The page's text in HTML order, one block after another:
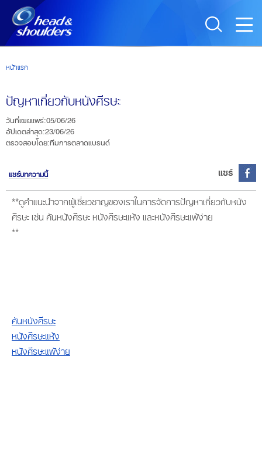
Skip to main content
หน้าแรก
ปัญหาเกี่ยวกับหนังศีรษะ
วันที่เผยแพร่:05/06/26
อัปเดตล่าสุด:23/06/26
ตรวจสอบโดย:ทีมการตลาดแบรนด์
แชร์บทความนี้ แชร์
**ดูคำแนะนำจากผู้เชี่ยวชาญของเราในการจัดการปัญหาเกี่ยวกับหนัง
ศีรษะ เช่น คันหนังศีรษะ หนังศีรษะแห้ง และหนังศีรษะแพ้ง่าย
**
คันหนังศีรษะ
หนังศีรษะแห้ง
หนังศีรษะแพ้ง่าย